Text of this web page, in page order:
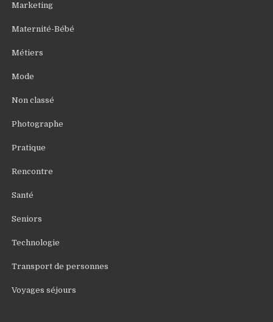
Marketing
Maternité-Bébé
Métiers
Mode
Non classé
Photographe
Pratique
Rencontre
Santé
Seniors
Technologie
Transport de personnes
Voyages séjours